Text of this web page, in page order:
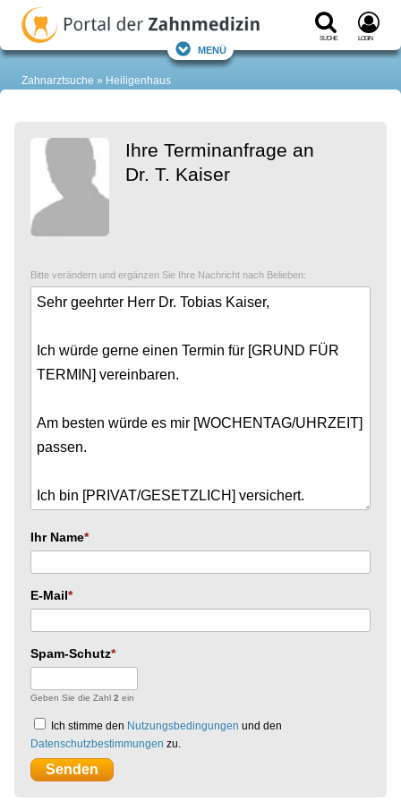
Suche Login
Menü
Zahnarztsuche Heiligenhaus
Ihre Terminanfrage an
Dr. T. Kaiser
Bitte verändern und ergänzen Sie Ihre Nachricht nach Belieben:
Ihr Name
E-Mail
Spam-Schutz
Geben Sie die Zahl 2 ein
Ich stimme den Nutzungsbedingungen und den
Datenschutzbestimmungen zu.